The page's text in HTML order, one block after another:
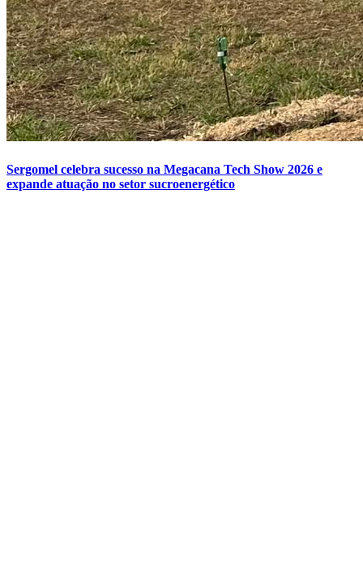
Sergomel celebra sucesso na Megacana Tech Show 2026 e
expande atuação no setor sucroenergético